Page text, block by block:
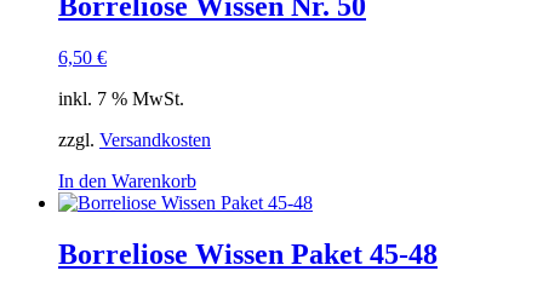
6,50 €
inkl. 7 % MwSt.
zzgl. Versandkosten
In den Warenkorb
Borreliose Wissen Paket 45-48